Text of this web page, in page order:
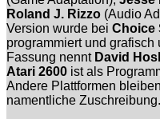
Roland J. Rizzo (Audio
Version wurde bei Choice
programmiert und grafisch
Fassung nennt David
Atari 2600 ist als
Andere Plattformen
namentliche Zuschreibung.